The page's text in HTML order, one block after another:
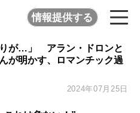
情報提供する
りが…」 アラン・ドロンと
が明かす、ロマンチック過
2024年07月25日